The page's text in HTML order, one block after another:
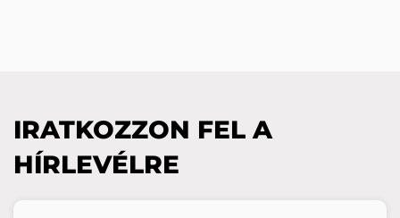
IRATKOZZON FEL A
HÍRLEVÉLRE